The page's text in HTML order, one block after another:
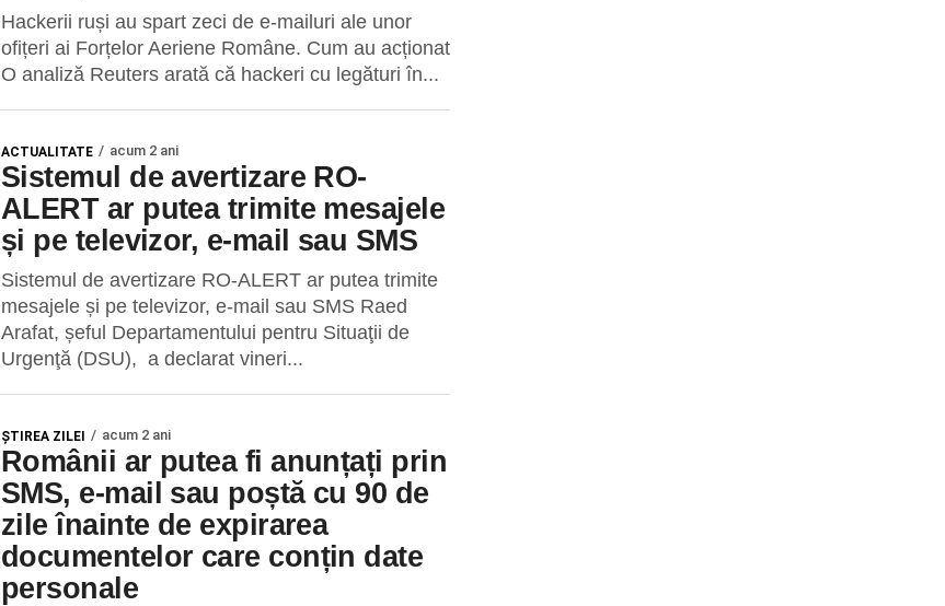
Hackerii ruși au spart zeci de e-mailuri ale unor
ofițeri ai Forțelor Aeriene Române. Cum au acționat
O analiză Reuters arată că hackeri cu legături în...
ACTUALITATE acum 2 ani
Sistemul de avertizare RO-
ALERT ar putea trimite mesajele
și pe televizor, e-mail sau SMS
Sistemul de avertizare RO-ALERT ar putea trimite
mesajele și pe televizor, e-mail sau SMS Raed
Arafat, șeful Departamentului pentru Situaţii de
Urgenţă (DSU), a declarat vineri...
ŞTIREA ZILEI acum 2 ani
Românii ar putea fi anunțați prin
SMS, e-mail sau poștă cu 90 de
zile înainte de expirarea
documentelor care conțin date
personale